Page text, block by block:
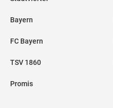
Bayern
FC Bayern
TSV 1860
Promis